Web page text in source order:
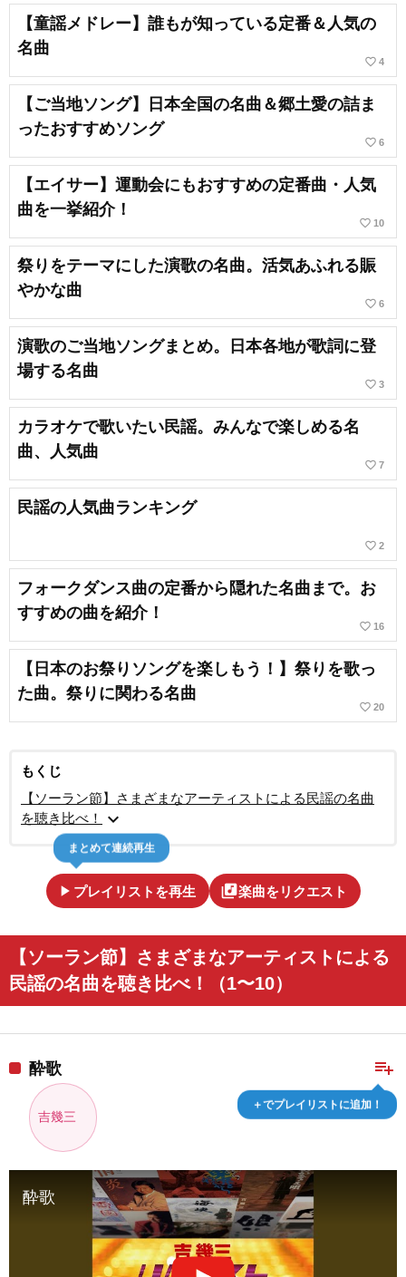
【童謡メドレー】誰もが知っている定番＆人気の
名曲
favorite_border 4
【ご当地ソング】日本全国の名曲＆郷土愛の詰ま
ったおすすめソング
favorite_border 6
【エイサー】運動会にもおすすめの定番曲・人気
曲を一挙紹介！
favorite_border 10
祭りをテーマにした演歌の名曲。活気あふれる賑
やかな曲
favorite_border 6
演歌のご当地ソングまとめ。日本各地が歌詞に登
場する名曲
favorite_border 3
カラオケで歌いたい民謡。みんなで楽しめる名
曲、人気曲
favorite_border 7
民謡の人気曲ランキング
favorite_border 2
フォークダンス曲の定番から隠れた名曲まで。お
すすめの曲を紹介！
favorite_border 16
【日本のお祭りソングを楽しもう！】祭りを歌っ
た曲。祭りに関わる名曲
favorite_border 20
もくじ
【ソーラン節】さまざまなアーティストによる民謡の名曲
を聴き比べ！
expand_more
play_arrow プレイリストを再生
まとめて連続再生
library_music楽曲をリクエスト
【ソーラン節】さまざまなアーティストによる
民謡の名曲を聴き比べ！（1〜10）
playlist_add
＋でプレイリストに追加！
酔歌
吉幾三
酔歌